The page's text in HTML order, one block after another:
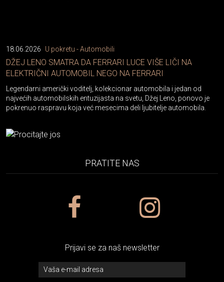
18.06.2026 U pokretu - Automobili
DŽEJ LENO SMATRA DA FERRARI LUCE VIŠE LIČI NA
ELEKTRIČNI AUTOMOBIL NEGO NA FERRARI
Legendarni američki voditelj, kolekcionar automobila i jedan od
najvećih automobilskih entuzijasta na svetu, Džej Leno, ponovo je
pokrenuo raspravu koja već mesecima deli ljubitelje automobila.
PRATITE NAS
Prijavi se za naš newsletter